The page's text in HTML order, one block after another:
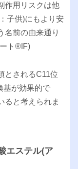
作用リスクは他
子供)にもより安
名前の由来通り
ト®︎IF)
とされるC11位
基が効果的で
ると考えられま
エステル(ア